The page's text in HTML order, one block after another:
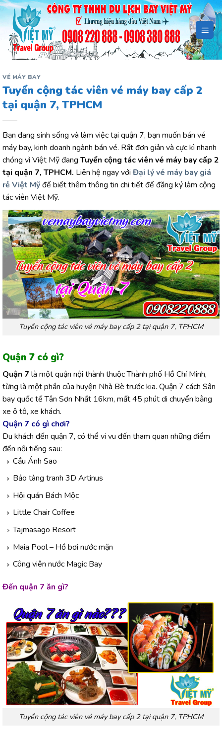
Bỏ
qua
dung
VÉ MÁY BAY
Tuyển cộng tác viên vé máy bay cấp 2
tại quận 7, TPHCM
Bạn đang sinh sống và làm việc tại quận 7, bạn muốn bán vé
máy bay, kinh doanh ngành bán vé. Rất đơn giản và cực kì nhanh
chóng vì Việt Mỹ đang Tuyển cộng tác viên vé máy bay cấp 2
tại quận 7, TPHCM. Liên hệ ngay vớiĐại lý vé máy bay giá
rẻ Việt Mỹđể biết thêm thông tin chi tiết để đăng ký làm cộng
tác viên Việt Mỹ.
Tuyển cộng tác viên vé máy bay cấp 2 tại quận 7, TPHCM
Quận 7 có gì?
Quận 7 là một quận nội thành thuộc Thành phố Hồ Chí Minh,
từng là một phần của huyện Nhà Bè trước kia. Quận 7 cách Sân
bay quốc tế Tân Sơn Nhất 16km, mất 45 phút di chuyển bằng
xe ô tô, xe khách.
Quận 7 có gì chơi?
Du khách đến quận 7, có thể vi vu đến tham quan những điểm
đến nổi tiếng sau:
Cầu Ánh Sao
Bảo tàng tranh 3D Artinus
Hội quán Bách Mộc
Little Chair Coffee
Tajmasago Resort
Maia Pool – Hồ bơi nước mặn
Công viên nước Magic Bay
Đến quận 7 ăn gì?
Tuyển cộng tác viên vé máy bay cấp 2 tại quận 7, TPHCM